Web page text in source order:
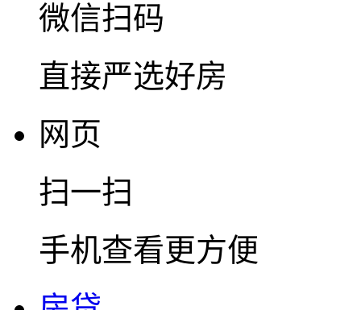
微信扫码
直接严选好房
网页
扫一扫
手机查看更方便